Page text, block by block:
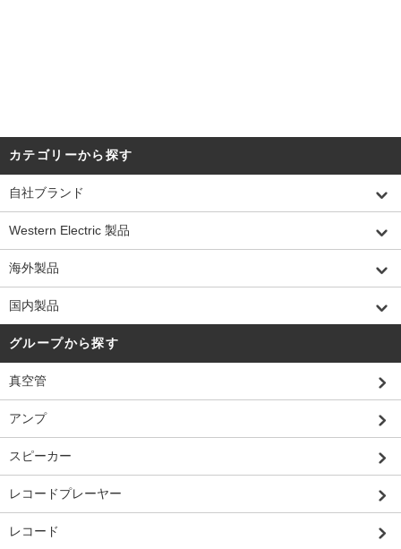
カテゴリーから探す
自社ブランド
Western Electric 製品
海外製品
国内製品
グループから探す
真空管
アンプ
スピーカー
レコードプレーヤー
レコード